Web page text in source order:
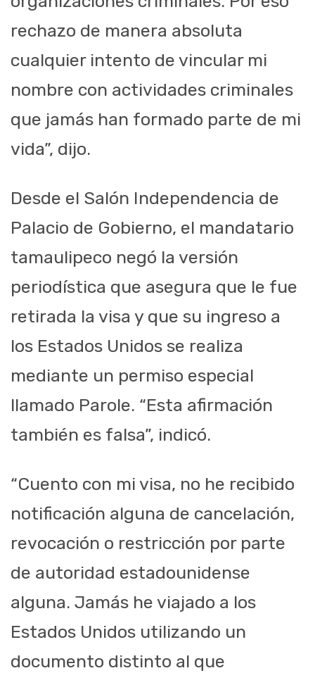
rechazo de manera absoluta
cualquier intento de vincular mi
nombre con actividades criminales
que jamás han formado parte de mi
vida”, dijo.
Desde el Salón Independencia de
Palacio de Gobierno, el mandatario
tamaulipeco negó la versión
periodística que asegura que le fue
retirada la visa y que su ingreso a
los Estados Unidos se realiza
mediante un permiso especial
llamado Parole. “Esta afirmación
también es falsa”, indicó.
“Cuento con mi visa, no he recibido
notificación alguna de cancelación,
revocación o restricción por parte
de autoridad estadounidense
alguna. Jamás he viajado a los
Estados Unidos utilizando un
documento distinto al que